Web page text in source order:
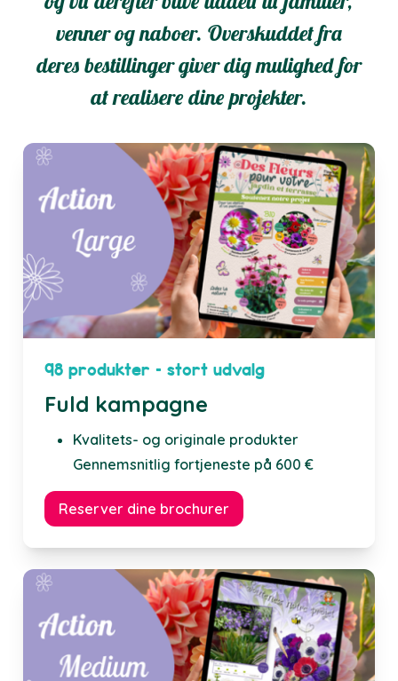
venner og naboer. Overskuddet fra
deres bestillinger giver dig mulighed for
at realisere dine projekter.
98 produkter – stort udvalg
Fuld kampagne
Kvalitets- og originale produkter
Gennemsnitlig fortjeneste på 600 €
Reserver dine brochurer